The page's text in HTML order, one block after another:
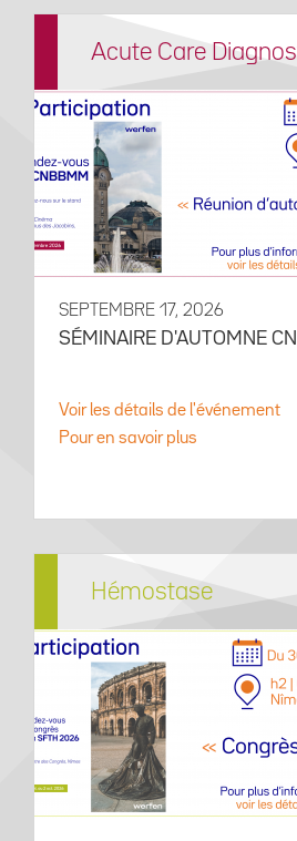
Acute Care
SEPTEMBRE 17, 2026
SÉMINAIRE D'AUTOMNE
Voir les détails de l'événement
Pour en savoir plus
Hémostase